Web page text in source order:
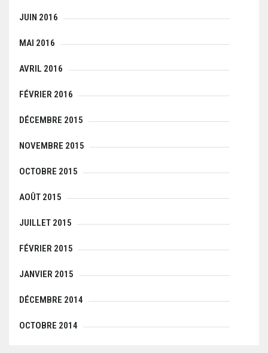
JUIN 2016
MAI 2016
AVRIL 2016
FÉVRIER 2016
DÉCEMBRE 2015
NOVEMBRE 2015
OCTOBRE 2015
AOÛT 2015
JUILLET 2015
FÉVRIER 2015
JANVIER 2015
DÉCEMBRE 2014
OCTOBRE 2014